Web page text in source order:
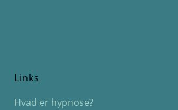
Links
Hvad er hypnose?